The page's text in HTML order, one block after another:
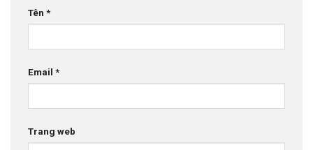
Tên *
Email *
Trang web